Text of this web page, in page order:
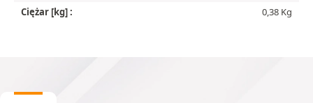
Ciężar [kg] :
0,38 Kg